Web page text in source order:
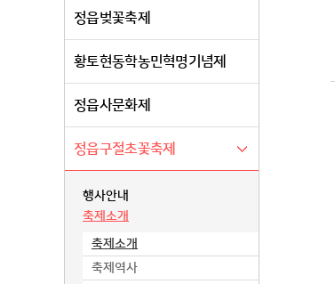
정읍벚꽃축제
황토현동학농민혁명기념제
정읍사문화제
정읍구절초꽃축제
행사안내
축제소개
축제소개
축제역사